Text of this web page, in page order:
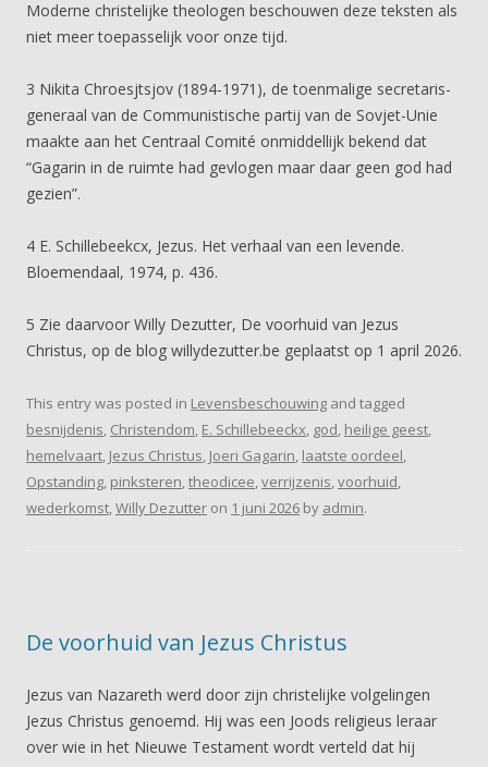
Moderne christelijke theologen beschouwen deze teksten als
niet meer toepasselijk voor onze tijd.
3 Nikita Chroesjtsjov (1894-1971), de toenmalige secretaris-
generaal van de Communistische partij van de Sovjet-Unie
maakte aan het Centraal Comité onmiddellijk bekend dat
“Gagarin in de ruimte had gevlogen maar daar geen god had
gezien”.
4 E. Schillebeekcx, Jezus. Het verhaal van een levende.
Bloemendaal, 1974, p. 436.
5 Zie daarvoor Willy Dezutter, De voorhuid van Jezus
Christus, op de blog willydezutter.be geplaatst op 1 april 2026.
This entry was posted in Levensbeschouwing and tagged
besnijdenis, Christendom, E. Schillebeeckx, god, heilige geest,
hemelvaart, Jezus Christus, Joeri Gagarin, laatste oordeel,
Opstanding, pinksteren,theodicee,verrijzenis,voorhuid,
wederkomst,Willy Dezutter on 1 juni 2026 by admin.
De voorhuid van Jezus Christus
Jezus van Nazareth werd door zijn christelijke volgelingen
Jezus Christus genoemd. Hij was een Joods religieus leraar
over wie in het Nieuwe Testament wordt verteld dat hij